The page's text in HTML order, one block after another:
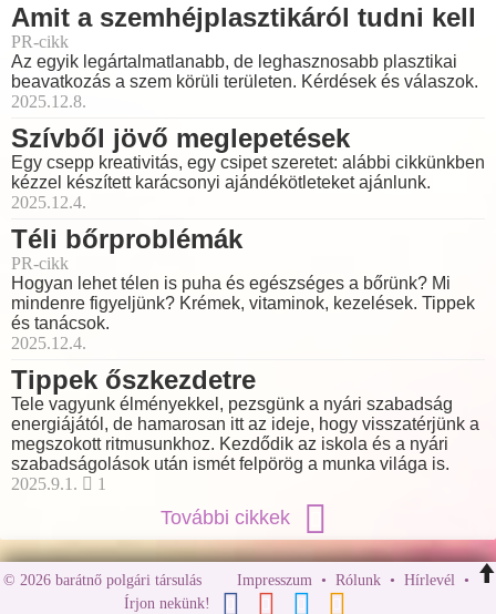
Amit a szemhéjplasztikáról tudni kell
PR-cikk
Az egyik legártalmatlanabb, de leghasznosabb plasztikai
beavatkozás a szem körüli területen. Kérdések és válaszok.
2025.12.8.
Szívből jövő meglepetések
Egy csepp kreativitás, egy csipet szeretet: alábbi cikkünkben
kézzel készített karácsonyi ajándékötleteket ajánlunk.
2025.12.4.
Téli bőrproblémák
PR-cikk
Hogyan lehet télen is puha és egészséges a bőrünk? Mi
mindenre figyeljünk? Krémek, vitaminok, kezelések. Tippek
és tanácsok.
2025.12.4.
Tippek őszkezdetre
Tele vagyunk élményekkel, pezsgünk a nyári szabadság
energiájától, de hamarosan itt az ideje, hogy visszatérjünk a
megszokott ritmusunkhoz. Kezdődik az iskola és a nyári
szabadságolások után ismét felpörög a munka világa is.
2025.9.1.
1
További cikkek
© 2026 barátnő polgári társulás Impresszum • Rólunk• Hírlevél •
Írjon nekünk!